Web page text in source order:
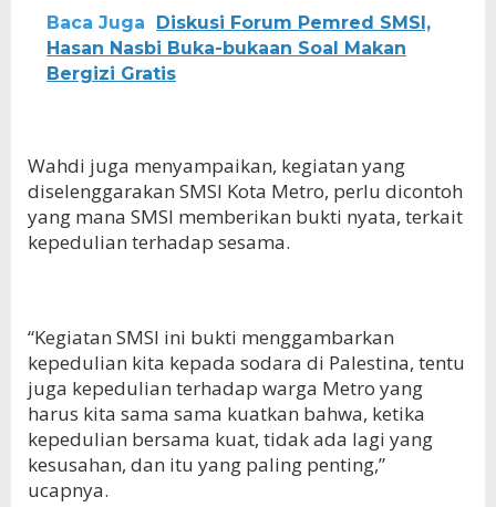
Baca Juga
Diskusi Forum Pemred SMSI,
Hasan Nasbi Buka-bukaan Soal Makan
Bergizi Gratis
Wahdi juga menyampaikan, kegiatan yang
diselenggarakan SMSI Kota Metro, perlu dicontoh
yang mana SMSI memberikan bukti nyata, terkait
kepedulian terhadap sesama.
“Kegiatan SMSI ini bukti menggambarkan
kepedulian kita kepada sodara di Palestina, tentu
juga kepedulian terhadap warga Metro yang
harus kita sama sama kuatkan bahwa, ketika
kepedulian bersama kuat, tidak ada lagi yang
kesusahan, dan itu yang paling penting,”
ucapnya.